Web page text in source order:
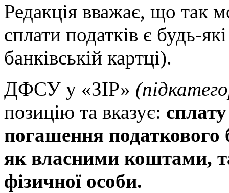
Редакція вважає, що так
сплати податків є будь-
банківській картці).
ДФСУ у «ЗІР»
позицію та вказує:
погашення
як власними коштами,
фізичної особи.